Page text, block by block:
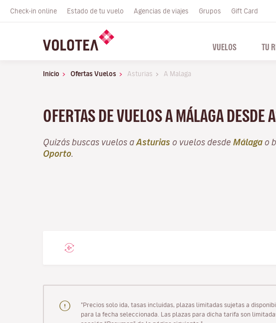
Check-in online Estado de tu vuelo Agencias de viajes Grupos Gift Card
VUELOS TU
Inicio Ofertas Vuelos Asturias A Malaga
OFERTAS DE VUELOS A MÁLAGA DESDE
Quizás buscas vuelos a Asturias o vuelos desde Málaga o
Oporto
"Precios solo ida, tasas incluidas, plazas limitadas sujetas a
para la fecha seleccionada. Las plazas para dicha tarifa son